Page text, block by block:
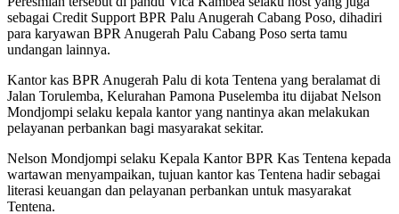
sebagai Credit Support BPR Palu Anugerah Cabang Poso, dihadiri
para karyawan BPR Anugerah Palu Cabang Poso serta tamu
undangan lainnya.
Kantor kas BPR Anugerah Palu di kota Tentena yang beralamat di
Jalan Torulemba, Kelurahan Pamona Puselemba itu dijabat Nelson
Mondjompi selaku kepala kantor yang nantinya akan melakukan
pelayanan perbankan bagi masyarakat sekitar.
Nelson Mondjompi selaku Kepala Kantor BPR Kas Tentena kepada
wartawan menyampaikan, tujuan kantor kas Tentena hadir sebagai
literasi keuangan dan pelayanan perbankan untuk masyarakat
Tentena.